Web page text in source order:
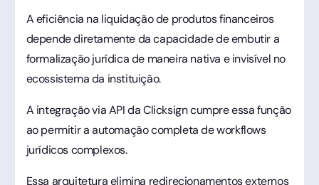
A eficiência na liquidação de produtos financeiros
depende diretamente da capacidade de embutir a
formalização jurídica de maneira nativa e invisível no
ecossistema da instituição.
A integração via API da Clicksign cumpre essa função
ao permitir a automação completa de workflows
jurídicos complexos.
Essa arquitetura elimina redirecionamentos externos